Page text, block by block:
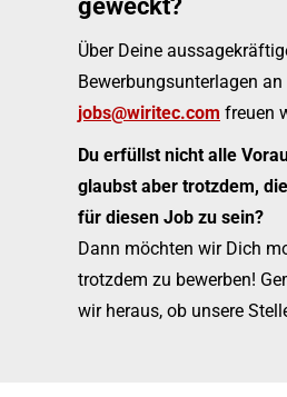
geweckt?
Über Deine
Bewerbungsunterlagen an
jobs@wiritec.com freuen
Du erfüllst nicht alle
glaubst aber trotzdem,
für diesen Job zu sein?
Dann möchten wir Dich
trotzdem zu bewerben!
wir heraus, ob unsere